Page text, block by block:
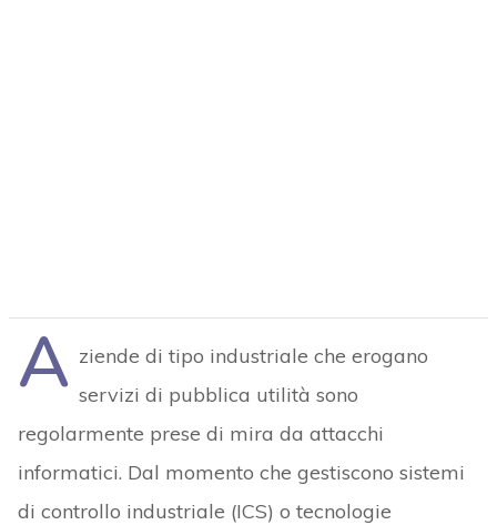
A ziende di tipo industriale che erogano
servizi di pubblica utilità sono
regolarmente prese di mira da attacchi
informatici. Dal momento che gestiscono sistemi
di controllo industriale (ICS) o tecnologie